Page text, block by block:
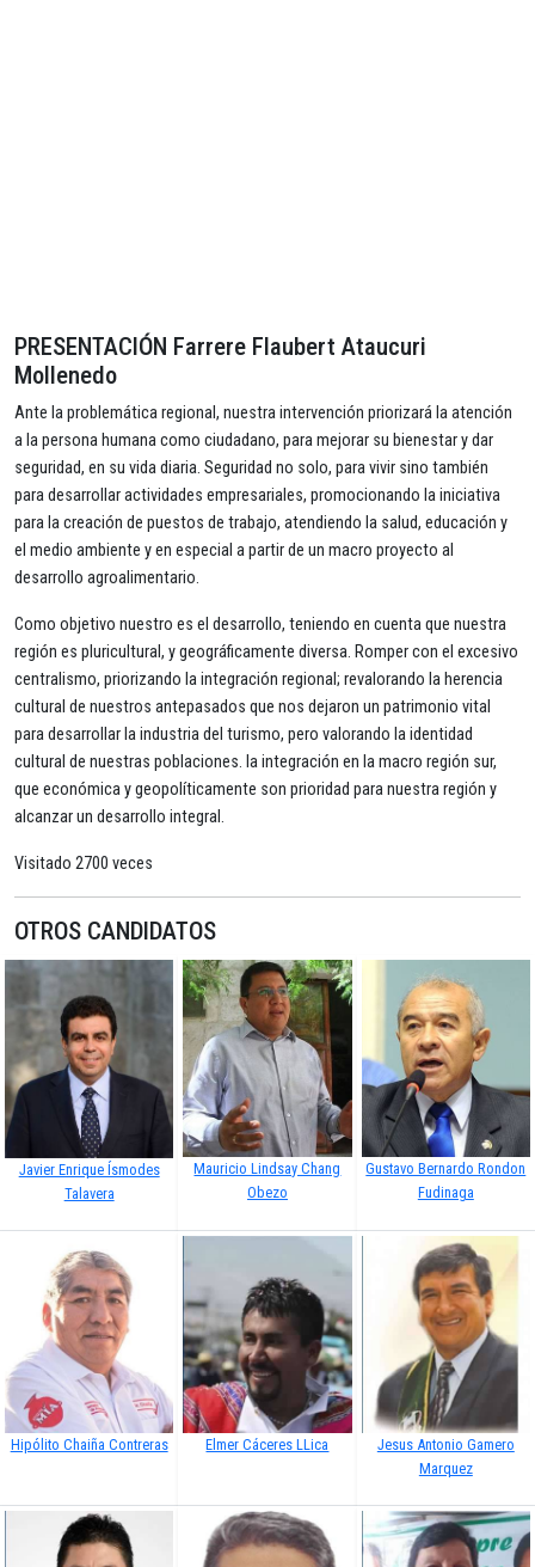
PRESENTACIÓN Farrere Flaubert Ataucuri
Mollenedo
Ante la problemática regional, nuestra intervención priorizará la atención
a la persona humana como ciudadano, para mejorar su bienestar y dar
seguridad, en su vida diaria. Seguridad no solo, para vivir sino también
para desarrollar actividades empresariales, promocionando la iniciativa
para la creación de puestos de trabajo, atendiendo la salud, educación y
el medio ambiente y en especial a partir de un macro proyecto al
desarrollo agroalimentario.
Como objetivo nuestro es el desarrollo, teniendo en cuenta que nuestra
región es pluricultural, y geográficamente diversa. Romper con el excesivo
centralismo, priorizando la integración regional; revalorando la herencia
cultural de nuestros antepasados que nos dejaron un patrimonio vital
para desarrollar la industria del turismo, pero valorando la identidad
cultural de nuestras poblaciones. la integración en la macro región sur,
que económica y geopolíticamente son prioridad para nuestra región y
alcanzar un desarrollo integral.
Visitado 2700 veces
OTROS CANDIDATOS
Javier Enrique Ísmodes
Talavera
Mauricio Lindsay Chang
Obezo
Gustavo Bernardo Rondon
Fudinaga
Hipólito Chaiña Contreras Elmer Cáceres LLica
Jesus Antonio Gamero
Marquez